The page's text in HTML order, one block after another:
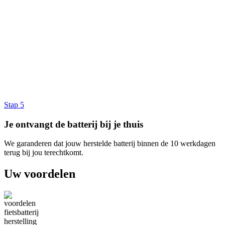
Stap 5
Je ontvangt de batterij bij je thuis
We garanderen dat jouw herstelde batterij binnen de 10 werkdagen
terug bij jou terechtkomt.
Uw voordelen